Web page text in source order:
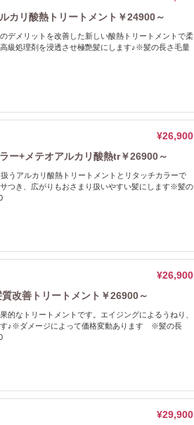
カリ酸熱トリートメント￥24900～
デメリットを改善した新しい酸熱トリートメントで柔
級処理剤を浸透させ極艶髪にします♪※髪の長さ毛量
¥26,900
ー+メテオアルカリ酸熱tr￥26900～
うアルカリ酸熱トリートメントとリタッチカラーで
つき、広がりもおさまり扱いやすい髪にします※髪の
¥26,900
改善トリートメント￥26900～
的なトリートメントです。エイジングによるうねり、
す♪※ダメージによって価格変動あります ※髪の長
¥29,900